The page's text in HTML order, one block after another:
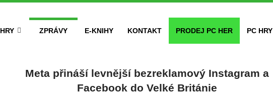
HRY ZPRÁVY E-KNIHY KONTAKT PRODEJ PC HER PC HRY
Meta přináší levnější bezreklamový Instagram a
Facebook do Velké Británie